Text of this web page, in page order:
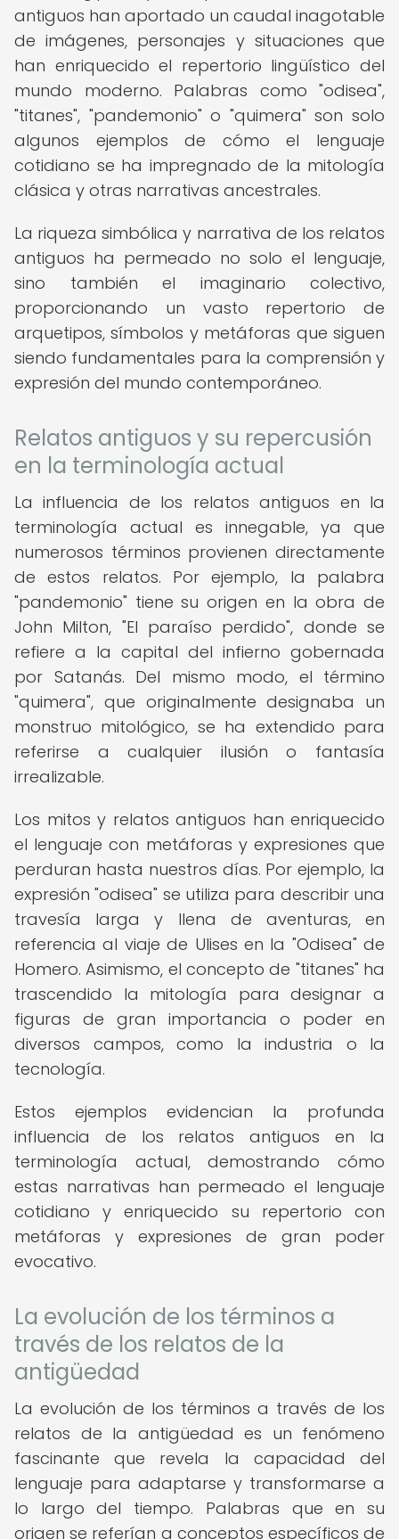
antiguos han aportado un caudal inagotable
de imágenes, personajes y situaciones que
han enriquecido el repertorio lingüístico del
mundo moderno. Palabras como "odisea",
"titanes", "pandemonio" o "quimera" son solo
algunos ejemplos de cómo el lenguaje
cotidiano se ha impregnado de la mitología
clásica y otras narrativas ancestrales.
La riqueza simbólica y narrativa de los relatos
antiguos ha permeado no solo el lenguaje,
sino también el imaginario colectivo,
proporcionando un vasto repertorio de
arquetipos, símbolos y metáforas que siguen
siendo fundamentales para la comprensión y
expresión del mundo contemporáneo.
Relatos antiguos y su repercusión
en la terminología actual
La influencia de los relatos antiguos en la
terminología actual es innegable, ya que
numerosos términos provienen directamente
de estos relatos. Por ejemplo, la palabra
"pandemonio" tiene su origen en la obra de
John Milton, "El paraíso perdido", donde se
refiere a la capital del infierno gobernada
por Satanás. Del mismo modo, el término
"quimera", que originalmente designaba un
monstruo mitológico, se ha extendido para
referirse a cualquier ilusión o fantasía
irrealizable.
Los mitos y relatos antiguos han enriquecido
el lenguaje con metáforas y expresiones que
perduran hasta nuestros días. Por ejemplo, la
expresión "odisea" se utiliza para describir una
travesía larga y llena de aventuras, en
referencia al viaje de Ulises en la "Odisea" de
Homero. Asimismo, el concepto de "titanes" ha
trascendido la mitología para designar a
figuras de gran importancia o poder en
diversos campos, como la industria o la
tecnología.
Estos ejemplos evidencian la profunda
influencia de los relatos antiguos en la
terminología actual, demostrando cómo
estas narrativas han permeado el lenguaje
cotidiano y enriquecido su repertorio con
metáforas y expresiones de gran poder
evocativo.
La evolución de los términos a
través de los relatos de la
antigüedad
La evolución de los términos a través de los
relatos de la antigüedad es un fenómeno
fascinante que revela la capacidad del
lenguaje para adaptarse y transformarse a
lo largo del tiempo. Palabras que en su
origen se referían a conceptos específicos de